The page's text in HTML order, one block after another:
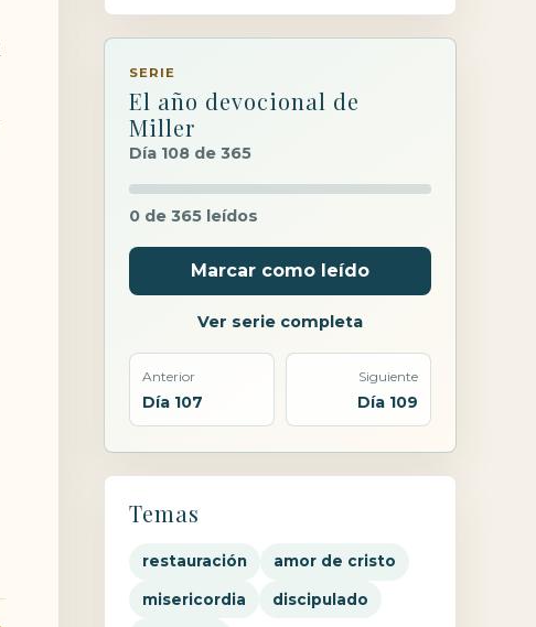
SERIE
El año devocional de
Miller
Día 108 de 365
0 de 365 leídos
Marcar como leído
Ver serie completa
Anterior
Día 107
Siguiente
Día 109
Temas
restauración amor de cristo
misericordia discipulado